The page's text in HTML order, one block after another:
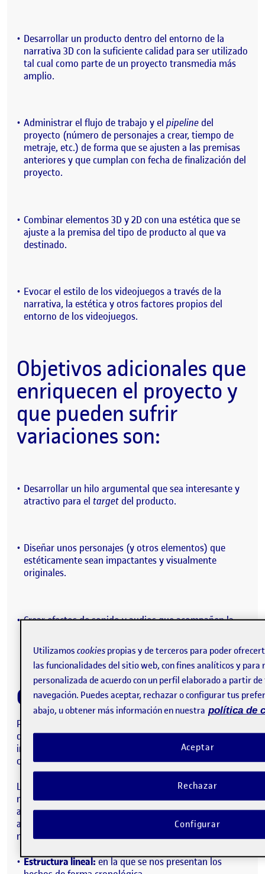
Desarrollar un producto dentro del entorno de la
narrativa 3D con la suficiente calidad para ser utilizado
tal cual como parte de un proyecto transmedia más
amplio.
Administrar el flujo de trabajo y el pipeline del
proyecto (número de personajes a crear, tiempo de
metraje, etc.) de forma que se ajusten a las premisas
anteriores y que cumplan con fecha de finalización del
proyecto.
Combinar elementos 3D y 2D con una estética que se
ajuste a la premisa del tipo de producto al que va
destinado.
Evocar el estilo de los videojuegos a través de la
narrativa, la estética y otros factores propios del
entorno de los videojuegos.
Objetivos adicionales que
enriquecen el proyecto y
que pueden sufrir
variaciones son:
Desarrollar un hilo argumental que sea interesante y
atractivo para el target del producto.
Diseñar unos personajes (y otros elementos) que
estéticamente sean impactantes y visualmente
originales.
Crear efectos de sonido y audios que acompañen la
espectador.
Contenidos
Por lo que respecta a la tipología del proyecto cabe
destacar y desarrollar ciertos puntos que pueden ser
interesantes, además que resultaran definitorios en
cierta medida del producto final que se quiere lograr.
Los cortos de animación 3D, en general siguen unas
normas narrativas muy similares en cuanto a concepto
a las producciones más tradicionales del ámbito de lo
audiovisual, es decir se estructuran de la misma
manera:
Estructura lineal:en la que se nos presentan los
Utilizamos cookies propias y de terceros para poder
las funcionalidades del sitio web, con fines analíticos y
personalizada de acuerdo con un perfil elaborado a partir
navegación. Puedes aceptar, rechazar o configurar tus
abajo, u obtener más información en nuestra política de
Rechazar
Aceptar
Configurar